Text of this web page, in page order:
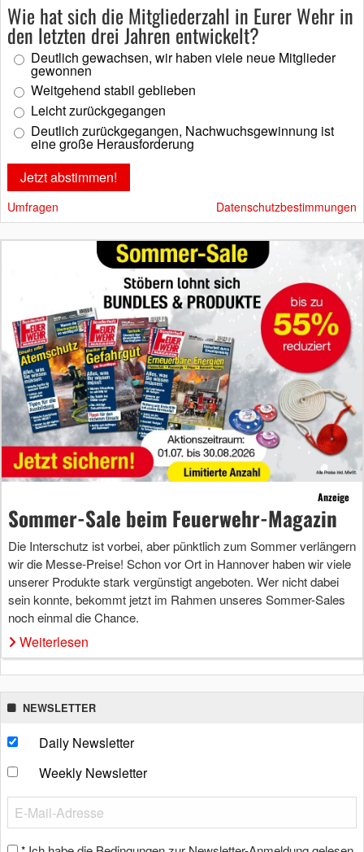
Wie hat sich die Mitgliederzahl in Eurer Wehr in
den letzten drei Jahren entwickelt?
Deutlich gewachsen, wir haben viele neue Mitglieder
gewonnen
Weitgehend stabil geblieben
Leicht zurückgegangen
Deutlich zurückgegangen, Nachwuchsgewinnung ist
eine große Herausforderung
Umfragen Datenschutzbestimmungen
Anzeige
Sommer-Sale beim Feuerwehr-Magazin
Die Interschutz ist vorbei, aber pünktlich zum Sommer verlängern
wir die Messe-Preise! Schon vor Ort in Hannover haben wir viele
unserer Produkte stark vergünstigt angeboten. Wer nicht dabei
sein konnte, bekommt jetzt im Rahmen unseres Sommer-Sales
noch einmal die Chance.
Weiterlesen
NEWSLETTER
Daily Newsletter
Weekly Newsletter